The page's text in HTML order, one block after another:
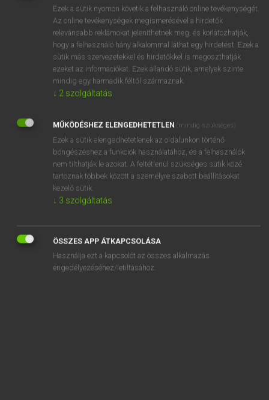
DÍJMENTES ANGOL SZÓTÁR
subsonic
subspecies
substance
substandard
substantial
substantiate
Ezek a sütik nyomon követik a felhasználó online tevékenységét.
Az online tevékenységek megismerésével a hirdetők
relevánsabb reklámokat jeleníthetnek meg, és korlátozhatják,
hogy a felhasználó hány alkalommal láthat egy hirdetést. Ezek a
sütik más szervezetekkel és hirdetőkkel is megoszthatják
ezeket az információkat. Ezek állandó sütik, amelyek szinte
mindig egy harmadik féltől származnak.
↓ 2 szolgáltatás
MŰKÖDÉSHEZ ELENGEDHETETLEN (mindig szükséges)
Ezek a sütik elengedhetetlenek az oldalunkon történő
böngészéshez,a funkciók használatához, és a felhasználók
nem tilthatják le azokat. A feltétlenül szükséges sütik közé
tartoznak többek között a személyre szabott beállításokat
kezelő sütik.
↓ 3 szolgáltatás
ÖSSZES APP ÁTKAPCSOLÁSA
Használja ezt a kapcsolót az összes alkalmazás
engedélyezéséhez/letiltásához.